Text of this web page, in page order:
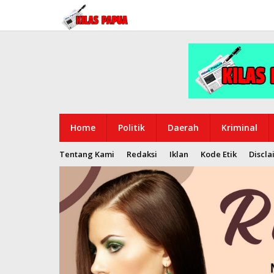
konten
Home Politik Daerah Kriminal
Tentang Kami Redaksi Iklan Kode Etik